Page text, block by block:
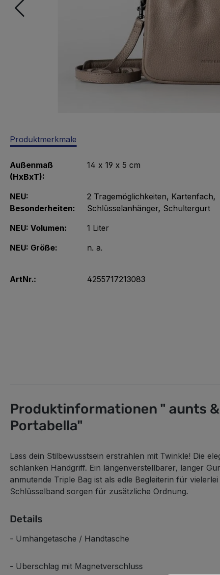
Produktmerkmale
Außenmaß
(HxBxT):
14 x 19 x 5 cm
NEU:
Besonderheiten:
2 Tragemöglichkeiten, Kartenfach,
Schlüsselanhänger, Schultergurt
NEU: Volumen: 1 Liter
NEU: Größe:
n. a.
ArtNr.: 4255717213083
Produktinformationen " aunts
Portabella"
Lass dein Stilbewusstsein erstrahlen mit Twinkle! Die
schlanken Handgriff. Ein längenverstellbarer, langer
anmutende Triple Bag ist als edle Begleiterin für
Schlüsselband sorgen für zusätzliche Ordnung.
Details
- Umhängetasche / Handtasche
- Überschlag mit Magnetverschluss